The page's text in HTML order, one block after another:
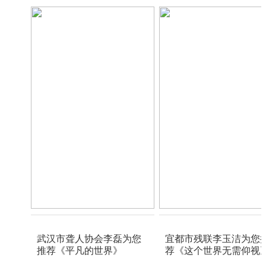
武汉市聋人协会李磊为您
推荐《平凡的世界》
宜都市残联李玉洁为您
荐《这个世界无需仰视